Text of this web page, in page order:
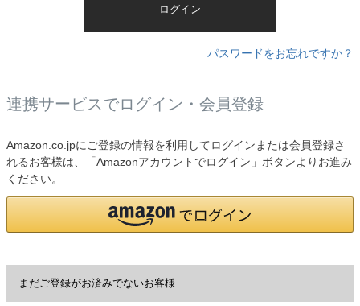
ログイン
パスワードをお忘れですか？
連携サービスでログイン・会員登録
Amazon.co.jpにご登録の情報を利用してログインまたは会員登録さ
れるお客様は、「Amazonアカウントでログイン」ボタンよりお進み
ください。
まだご登録がお済みでないお客様